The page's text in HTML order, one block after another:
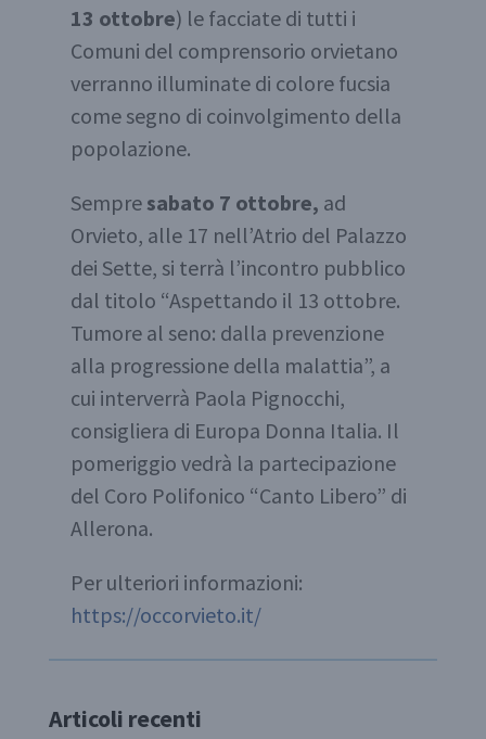
13 ottobre) le facciate di tutti i
Comuni del comprensorio orvietano
verranno illuminate di colore fucsia
come segno di coinvolgimento della
popolazione.
Sempre sabato 7 ottobre, ad
Orvieto, alle 17 nell’Atrio del Palazzo
dei Sette, si terrà l’incontro pubblico
dal titolo “Aspettando il 13 ottobre.
Tumore al seno: dalla prevenzione
alla progressione della malattia”, a
cui interverrà Paola Pignocchi,
consigliera di Europa Donna Italia. Il
pomeriggio vedrà la partecipazione
del Coro Polifonico “Canto Libero” di
Allerona.
Per ulteriori informazioni:
https://occorvieto.it/
Articoli recenti